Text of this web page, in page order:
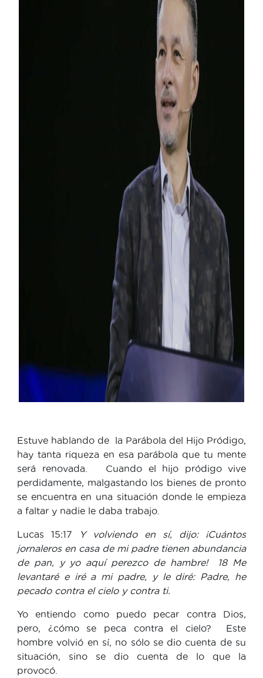
Estuve hablando de la Parábola del Hijo Pródigo,
hay tanta riqueza en esa parábola que tu mente
será renovada. Cuando el hijo pródigo vive
perdidamente, malgastando los bienes de pronto
se encuentra en una situación donde le empieza
a faltar y nadie le daba trabajo.
Lucas 15:17
Y volviendo en sí, dijo: ¡Cuántos
jornaleros en casa de mi padre tienen abundancia
de pan, y yo aquí perezco de hambre! 18 Me
levantaré e iré a mi padre, y le diré: Padre, he
pecado contra el cielo y contra ti.
Yo entiendo como puedo pecar contra Dios,
pero, ¿cómo se peca contra el cielo? Este
hombre volvió en sí, no sólo se dio cuenta de su
situación, sino se dio cuenta de lo que la
provocó.